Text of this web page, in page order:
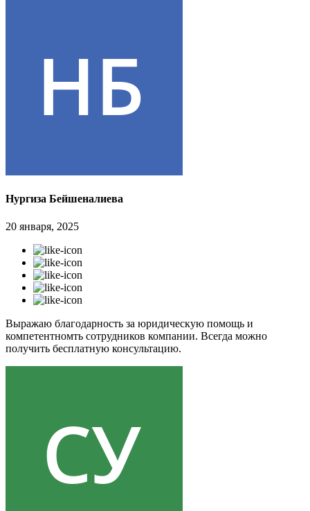
Нургиза Бейшеналиева
20 января, 2025
Выражаю благодарность за юридическую помощь и
компетентномть сотрудников компании. Всегда можно
получить бесплатную консультацию.